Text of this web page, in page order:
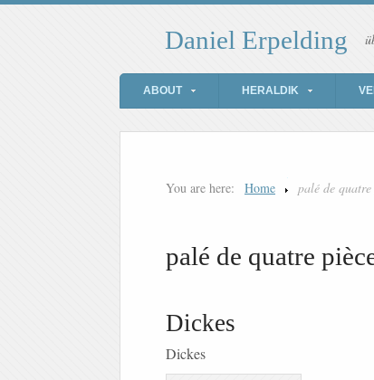
Daniel Erpelding
ABOUT HERALDIK
You are here: Home palé de quatre
palé de quatre
Dickes
Dickes